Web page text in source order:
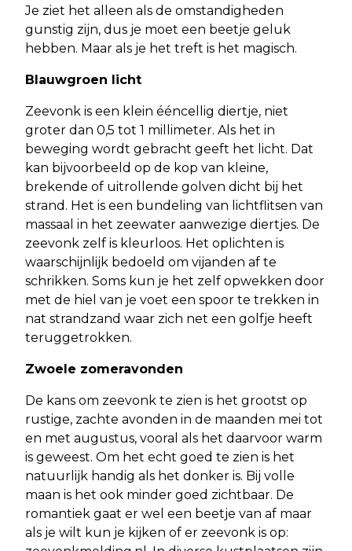
Je ziet het alleen als de omstandigheden
gunstig zijn, dus je moet een beetje geluk
hebben. Maar als je het treft is het magisch.
Blauwgroen licht
Zeevonk is een klein ééncellig diertje, niet
groter dan 0,5 tot 1 millimeter. Als het in
beweging wordt gebracht geeft het licht. Dat
kan bijvoorbeeld op de kop van kleine,
brekende of uitrollende golven dicht bij het
strand. Het is een bundeling van lichtflitsen van
massaal in het zeewater aanwezige diertjes. De
zeevonk zelf is kleurloos. Het oplichten is
waarschijnlijk bedoeld om vijanden af te
schrikken. Soms kun je het zelf opwekken door
met de hiel van je voet een spoor te trekken in
nat strandzand waar zich net een golfje heeft
teruggetrokken.
Zwoele zomeravonden
De kans om zeevonk te zien is het grootst op
rustige, zachte avonden in de maanden mei tot
en met augustus, vooral als het daarvoor warm
is geweest. Om het echt goed te zien is het
natuurlijk handig als het donker is. Bij volle
maan is het ook minder goed zichtbaar. De
romantiek gaat er wel een beetje van af maar
als je wilt kun je kijken of er zeevonk is op: